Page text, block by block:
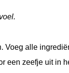
Voeg alle
een zeefje uit in